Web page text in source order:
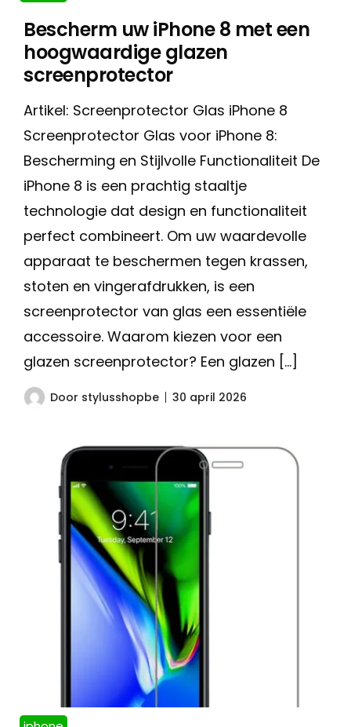
Bescherm uw iPhone 8 met een
hoogwaardige glazen
screenprotector
Artikel: Screenprotector Glas iPhone 8
Screenprotector Glas voor iPhone 8:
Bescherming en Stijlvolle Functionaliteit De
iPhone 8 is een prachtig staaltje
technologie dat design en functionaliteit
perfect combineert. Om uw waardevolle
apparaat te beschermen tegen krassen,
stoten en vingerafdrukken, is een
screenprotector van glas een essentiële
accessoire. Waarom kiezen voor een
glazen screenprotector? Een glazen […]
Door stylusshopbe 30 april 2026